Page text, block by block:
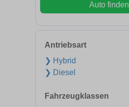
Auto finden
Antriebsart
❯ Hybrid
❯ Diesel
Fahrzeugklassen